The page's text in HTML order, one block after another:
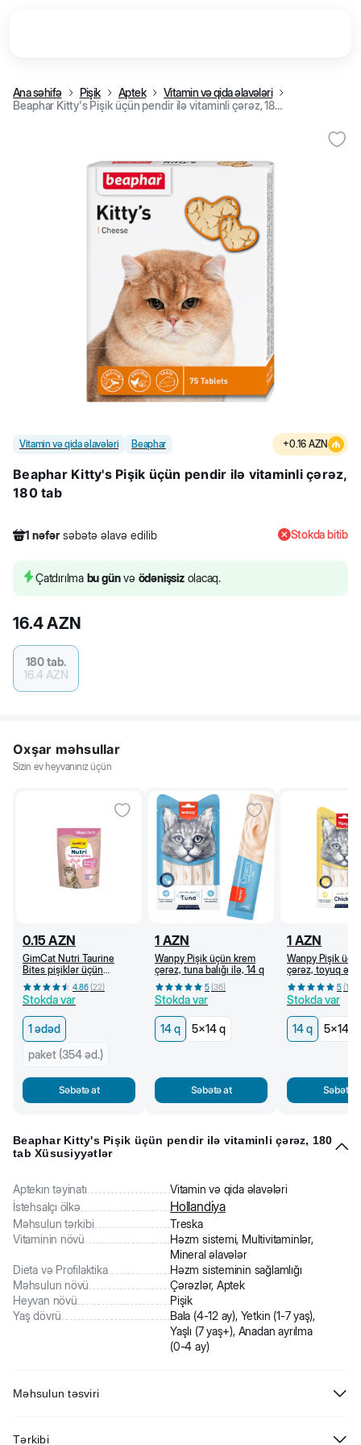
Ana səhifə Pişik Aptek
Vitamin və qida əlavələri
Beaphar Kitty's Pişik üçün pendir ilə vitaminli çərəz, 180 tab
Vitamin və qida əlavələri Beaphar +0.16 AZN
Beaphar Kitty's Pişik üçün pendir ilə vitaminli çərəz,
180 tab
1 nəfər səbətə əlavə edilib
6 nəfər məhsulu alıb
Stokda bitib
Çatdırılma bu günvə ödənişsizolacaq.
16.4AZN
180 tab.
16.4 AZN
Oxşar məhsullar
Sizin ev heyvanınız üçün
0.15 AZN
GimCat Nutri Taurine
Bites pişiklər üçün
vitaminli çərəz, taurin və
kəsmikli pendir ilə, 1 əd.
4.86(22)
Stokda var
1 ədəd
paket (354 əd.)
Səbətə at
1 AZN
Wanpy Pişik üçün krem
çərəz, tuna balığı ilə, 14 q
5(36)
Stokda var
14 q 5x14 q
Səbətə at
1 AZN
Wanpy Pişik
çərəz, toyuq əti
5(18
Stokda var
14 q 5x14 q
Səbətə
Beaphar Kitty's Pişik üçün pendir ilə vitaminli çərəz, 180
tab Xüsusiyyətlər
Aptekın təyinatı
Vitamin və qida əlavələri
İstehsalçı ölkə
Hollandiya
Məhsulun tərkibi
Treska
Vitaminin növü
Həzm sistemi, Multivitaminlər,
Mineral əlavələr
Dieta və Profilaktika
Həzm sisteminin sağlamlığı
Məhsulun növü
Çərəzlər, Aptek
Heyvan növü
Pişik
Yaş dövrü
Bala (4-12 ay), Yetkin (1-7 yaş),
Yaşlı (7 yaş+), Anadan ayrılma
(0-4 ay)
Məhsulun təsviri
Tərkibi